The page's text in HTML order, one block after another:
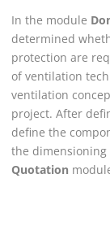
In the module
determined
protection are
of ventilation
ventilation
project. After
define the
the dimensioning
Quotation